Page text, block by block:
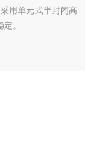
用单元式半封闭高
。